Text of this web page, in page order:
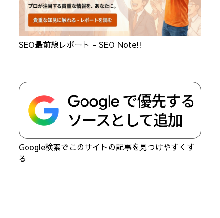
SEO最前線レポート - SEO Note!!
Google検索でこのサイトの記事を見つけやすくす
る